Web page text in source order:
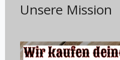
Unsere Mission